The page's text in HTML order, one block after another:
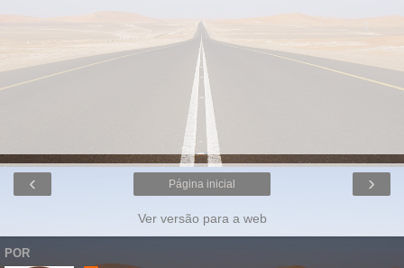
‹ ›
Página inicial
Ver versão para a web
POR